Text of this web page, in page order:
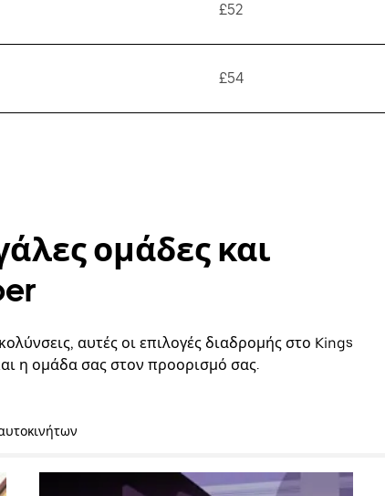
£52
£54
ομάδες και
αυτές οι επιλογές διαδρομής στο Kings
η ομάδα σας στον προορισμό σας.